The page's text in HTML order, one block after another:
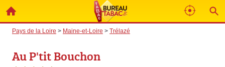
Pays de la Loire > Maine-et-Loire > Trélazé
Au P'tit Bouchon